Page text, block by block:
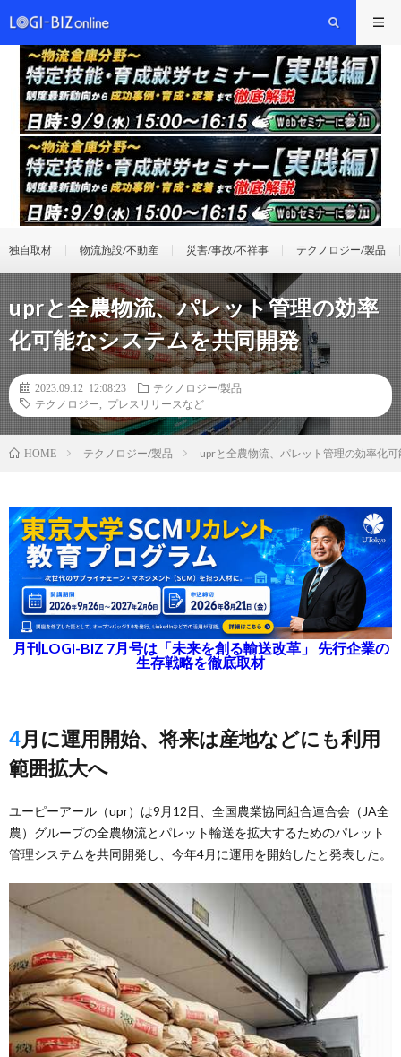
独自取材 物流施設/不動産 災害/事故/不祥事 テクノロジー/製品
uprと全農物流、パレット管理の効率
化可能なシステムを共同開発
2023.09.12 12:08:23
テクノロジー/製品
テクノロジー
プレスリリースなど
HOME テクノロジー/製品 uprと全農物流、パレット管理の効率化
月刊LOGI-BIZ 7月号は「未来を創る輸送改革」 先行企業の
生存戦略を徹底取材
4月に運用開始、将来は産地などにも利用
範囲拡大へ
ユーピーアール（upr）は9月12日、全国農業協同組合連合会（JA全
農）グループの全農物流とパレット輸送を拡大するためのパレット
管理システムを共同開発し、今年4月に運用を開始したと発表した。